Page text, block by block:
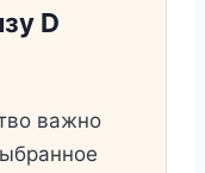
D
важно